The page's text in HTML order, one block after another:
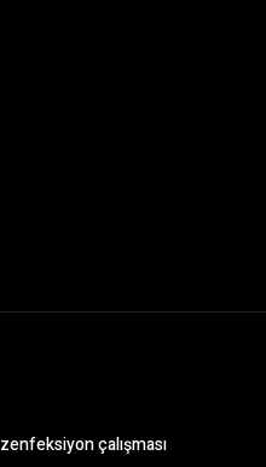
çalışması